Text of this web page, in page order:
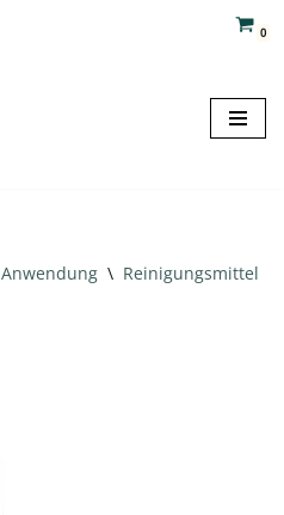
0
Anwendung \ Reinigungsmittel